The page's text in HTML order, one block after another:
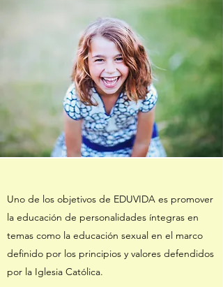
Uno de los objetivos de EDUVIDA es promover
la educación de personalidades íntegras en
temas como la educación sexual en el marco
definido por los principios y valores defendidos
por la Iglesia Católica.